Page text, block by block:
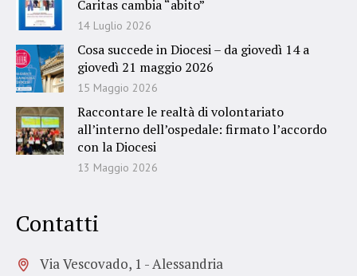
Caritas cambia “abito”
14 Luglio 2026
Cosa succede in Diocesi – da giovedì 14 a
giovedì 21 maggio 2026
15 Maggio 2026
Raccontare le realtà di volontariato
all’interno dell’ospedale: firmato l’accordo
con la Diocesi
13 Maggio 2026
Contatti
Via Vescovado, 1 - Alessandria